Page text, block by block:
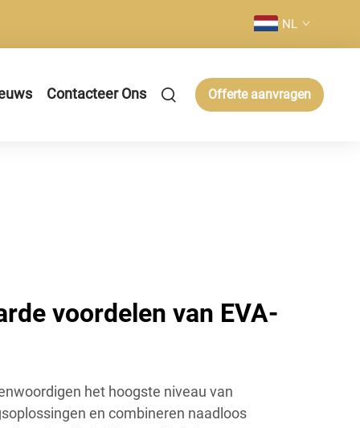
NL
Contacteer Ons Offerte aanvragen
voordelen van EVA-
het hoogste niveau van
en combineren naadloos